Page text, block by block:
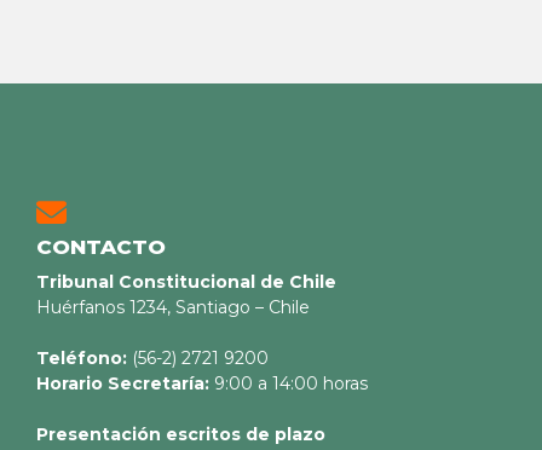
CONTACTO
Tribunal Constitucional de Chile
Huérfanos 1234, Santiago – Chile
Teléfono: (56-2) 2721 9200
Horario Secretaría: 9:00 a 14:00 horas
Presentación escritos de plazo